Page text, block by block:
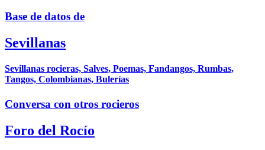
Base de datos de
Sevillanas
Sevillanas rocieras, Salves, Poemas, Fandangos, Rumbas,
Tangos, Colombianas, Bulerías
Conversa con otros rocieros
Foro del Rocío